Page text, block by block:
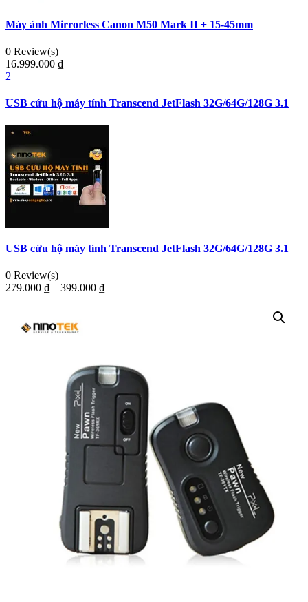
Máy ảnh Mirrorless Canon M50 Mark II + 15-45mm
0 Review(s)
16.999.000 ₫
2
USB cứu hộ máy tính Transcend JetFlash 32G/64G/128G 3.1
USB cứu hộ máy tính Transcend JetFlash 32G/64G/128G 3.1
0 Review(s)
279.000 ₫ – 399.000 ₫